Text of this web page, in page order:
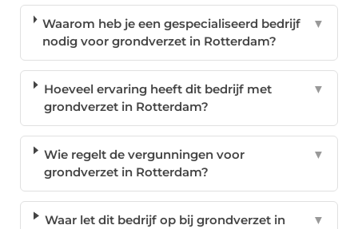
Waarom heb je een gespecialiseerd bedrijf
nodig voor grondverzet in Rotterdam?
▼
Hoeveel ervaring heeft dit bedrijf met
grondverzet in Rotterdam?
▼
Wie regelt de vergunningen voor
grondverzet in Rotterdam?
▼
Waar let dit bedrijf op bij grondverzet in
▼